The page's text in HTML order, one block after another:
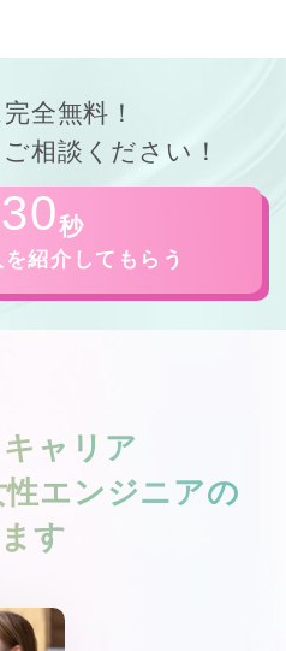
完全無料！
相談ください！
30秒
紹介してもらう
ャリア
性エンジニアの
す